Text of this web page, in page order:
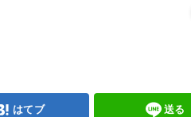
はてブ 送る